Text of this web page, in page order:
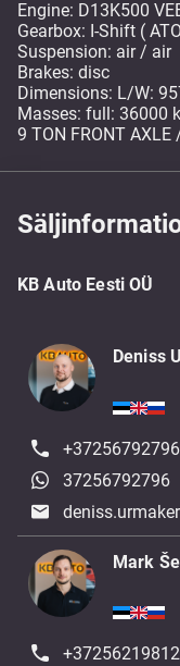
Engine: D13K500
Gearbox: I-Shift (
Suspension: air / air
Brakes: disc
Dimensions: L/W:
Masses: full: 36000
9 TON FRONT AXLE
KB Auto Eesti OÜ
Deniss
+37256792796
37256792796
Mark
+37256219812